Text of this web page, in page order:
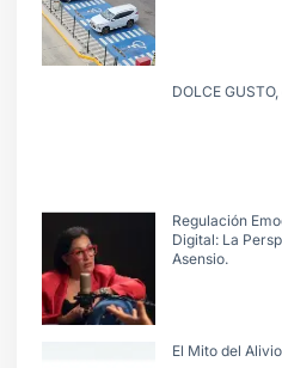
DOLCE
Regulación
Digital: La
Asensio.
El Mito del